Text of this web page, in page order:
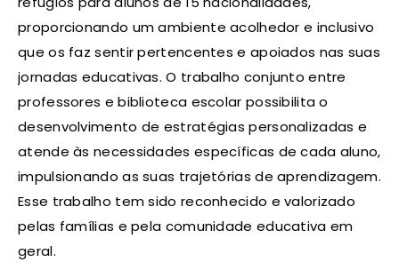
proporcionando um ambiente acolhedor e inclusivo
que os faz sentir pertencentes e apoiados nas suas
jornadas educativas. O trabalho conjunto entre
professores e biblioteca escolar possibilita o
desenvolvimento de estratégias personalizadas e
atende às necessidades específicas de cada aluno,
impulsionando as suas trajetórias de aprendizagem.
Esse trabalho tem sido reconhecido e valorizado
pelas famílias e pela comunidade educativa em
geral.